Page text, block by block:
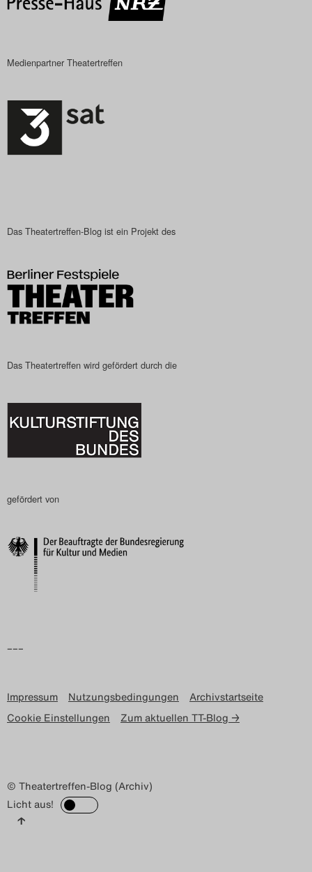
Das Theatertreffen-Blog
Das Theatertreffen-Blog
Nutzungsbedingungen
Search
Medienpartner Theatertreffen
Das Theatertreffen-Blog ist ein Projekt des
Das Theatertreffen wird gefördert durch die
gefördert von
–––
Impressum Nutzungsbedingungen
Archivstartseite
Cookie Einstellungen
Zum aktuellen TT-Blog →
© Theatertreffen-Blog (Archiv)
Licht aus!
↑